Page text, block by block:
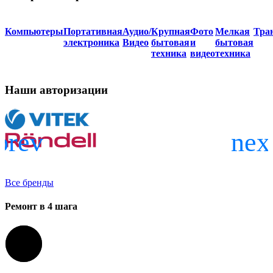
КомпьютерыПортативная
электроника
Аудио/
Видео
Крупная
бытовая
техника
Фото
и
видео
Мелкая
бытовая
техника
Наши авторизации
Все бренды
Ремонт в 4 шага